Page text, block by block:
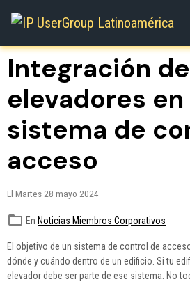
Integración de
elevadores
sistema de
acceso
El Martes 28 mayo 2024
En Noticias Miembros Corporativos
El objetivo de un sistema de control de
dónde y cuándo dentro de un edificio. Si tu
elevador debe ser parte de ese sistema. No